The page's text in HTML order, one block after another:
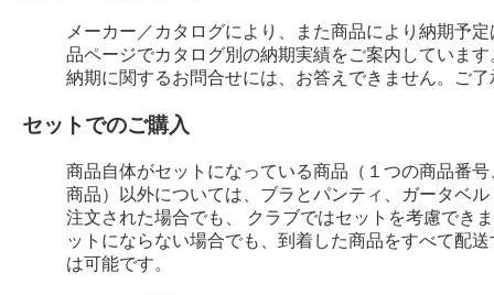
メーカー／カタログにより、また商品により納期予
品ページでカタログ別の納期実績をご案内しています
納期に関するお問合せには、お答えできません。ご
セットでのご購入
商品自体がセットになっている商品（１つの商品番
商品）以外については、ブラとパンティ、ガータベ
注文された場合でも、 クラブではセットを考慮でき
ットにならない場合でも、到着した商品をすべて配
は可能です。